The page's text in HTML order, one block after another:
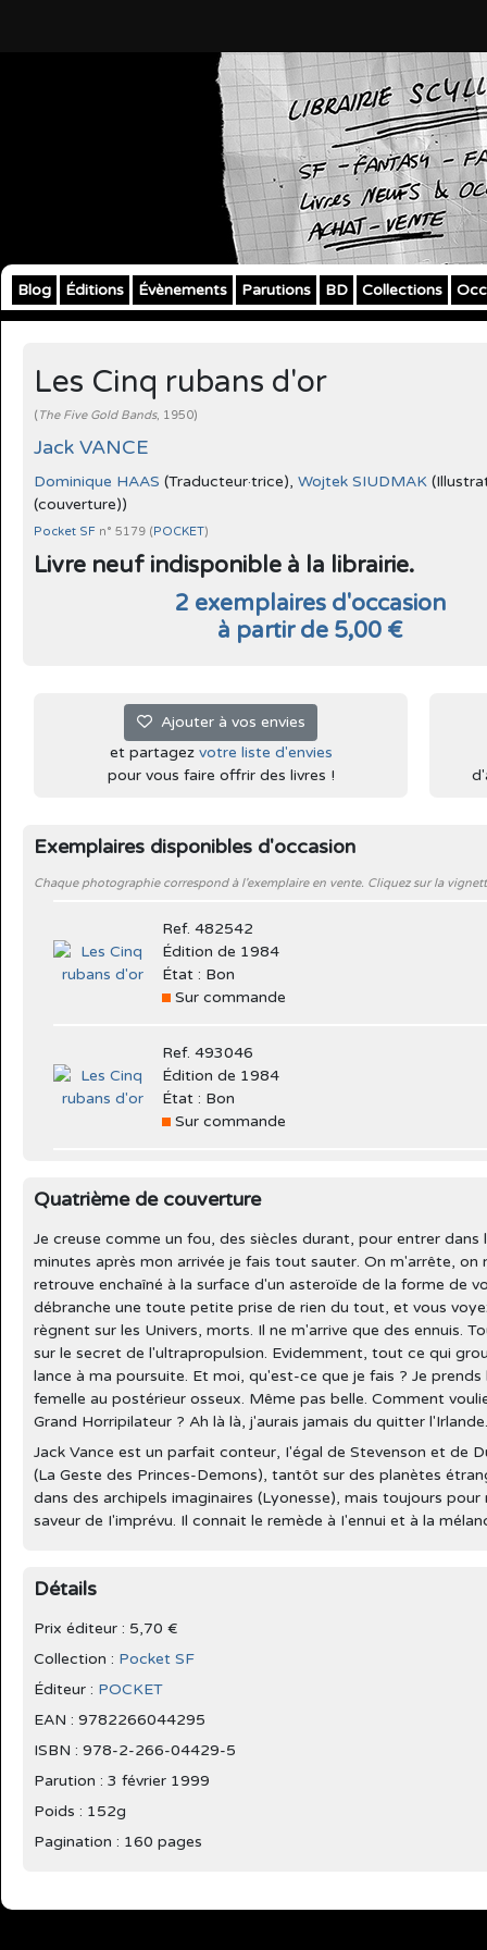
Blog Éditions Évènements Parutions BD Collections
Les Cinq rubans d'or
( The Five Gold Bands, 1950)
Jack VANCE
Dominique HAAS (Traducteur·trice), Wojtek SIUDMAK
(couverture))
Pocket SF n° 5179 (POCKET)
Livre neuf indisponible à la librairie.
2 exemplaires d'occasion
à partir de 5,00 €
Ajouter à vos envies
et partagez votre liste d'envies
pour vous faire offrir des livres !
Exemplaires disponibles d'occasion
Chaque photographie correspond à l'exemplaire en vente. Cliquez sur la
Ref. 482542
Édition de 1984
État : Bon
Sur commande
Ref. 493046
Édition de 1984
État : Bon
Sur commande
Quatrième de couverture
Je creuse comme un fou, des siècles durant, pour entrer
minutes après mon arrivée je fais tout sauter. On m'arrête, on
retrouve enchaîné à la surface d'un asteroïde de la forme de
débranche une toute petite prise de rien du tout, et vous
règnent sur les Univers, morts. Il ne m'arrive que des ennuis.
sur le secret de l'ultrapropulsion. Evidemment, tout ce qui
lance à ma poursuite. Et moi, qu'est-ce que je fais ? Je
femelle au postérieur osseux. Même pas belle. Comment
Grand Horripilateur ? Ah là là, j'aurais jamais du quitter
Jack Vance est un parfait conteur, I'égal de Stevenson et de
(La Geste des Princes-Demons), tantôt sur des planètes
dans des archipels imaginaires (Lyonesse), mais toujours
saveur de I'imprévu. Il connait le remède à I'ennui et à la
Détails
Prix éditeur : 5,70 €
Collection : Pocket SF
Éditeur : POCKET
EAN : 9782266044295
ISBN : 978-2-266-04429-5
Parution : 3 février 1999
Poids : 152g
Pagination : 160 pages